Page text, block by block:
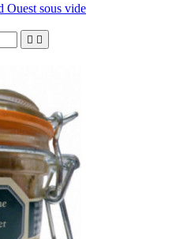
Ouest sous vide
 